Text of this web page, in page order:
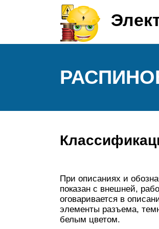
При описаниях и
показан с внешней,
оговаривается в
элементы разъема,
белым цветом.